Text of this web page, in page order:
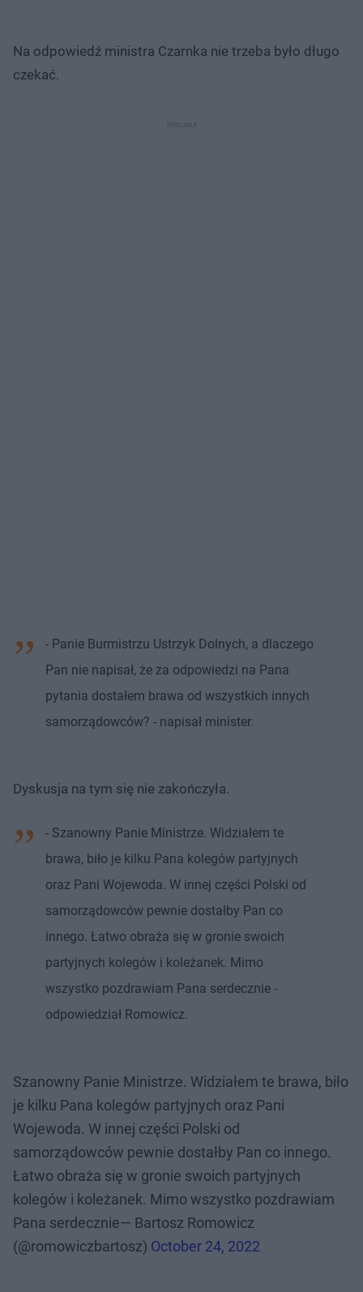
Na odpowiedź ministra Czarnka nie trzeba było długo
czekać.
- Panie Burmistrzu Ustrzyk Dolnych, a dlaczego
Pan nie napisał, że za odpowiedzi na Pana
pytania dostałem brawa od wszystkich innych
samorządowców? - napisał minister.
Dyskusja na tym się nie zakończyła.
- Szanowny Panie Ministrze. Widziałem te
brawa, biło je kilku Pana kolegów partyjnych
oraz Pani Wojewoda. W innej części Polski od
samorządowców pewnie dostałby Pan co
innego. Łatwo obraża się w gronie swoich
partyjnych kolegów i koleżanek. Mimo
wszystko pozdrawiam Pana serdecznie -
odpowiedział Romowicz.
Szanowny Panie Ministrze. Widziałem te brawa, biło
je kilku Pana kolegów partyjnych oraz Pani
Wojewoda. W innej części Polski od
samorządowców pewnie dostałby Pan co innego.
Łatwo obraża się w gronie swoich partyjnych
kolegów i koleżanek. Mimo wszystko pozdrawiam
Pana serdecznie— Bartosz Romowicz
(@romowiczbartosz) October 24, 2022